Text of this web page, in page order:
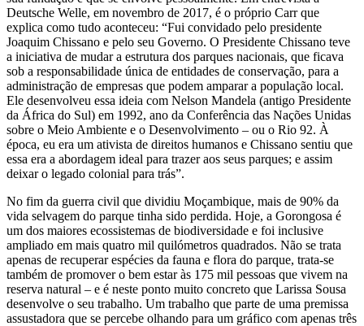
Deutsche Welle, em novembro de 2017, é o próprio Carr que
explica como tudo aconteceu: “Fui convidado pelo presidente
Joaquim Chissano e pelo seu Governo. O Presidente Chissano teve
a iniciativa de mudar a estrutura dos parques nacionais, que ficava
sob a responsabilidade única de entidades de conservação, para a
administração de empresas que podem amparar a população local.
Ele desenvolveu essa ideia com Nelson Mandela (antigo Presidente
da África do Sul) em 1992, ano da Conferência das Nações Unidas
sobre o Meio Ambiente e o Desenvolvimento – ou o Rio 92. À
época, eu era um ativista de direitos humanos e Chissano sentiu que
essa era a abordagem ideal para trazer aos seus parques; e assim
deixar o legado colonial para trás”.
No fim da guerra civil que dividiu Moçambique, mais de 90% da
vida selvagem do parque tinha sido perdida. Hoje, a Gorongosa é
um dos maiores ecossistemas de biodiversidade e foi inclusive
ampliado em mais quatro mil quilómetros quadrados. Não se trata
apenas de recuperar espécies da fauna e flora do parque, trata-se
também de promover o bem estar às 175 mil pessoas que vivem na
reserva natural – e é neste ponto muito concreto que Larissa Sousa
desenvolve o seu trabalho. Um trabalho que parte de uma premissa
assustadora que se percebe olhando para um gráfico com apenas três